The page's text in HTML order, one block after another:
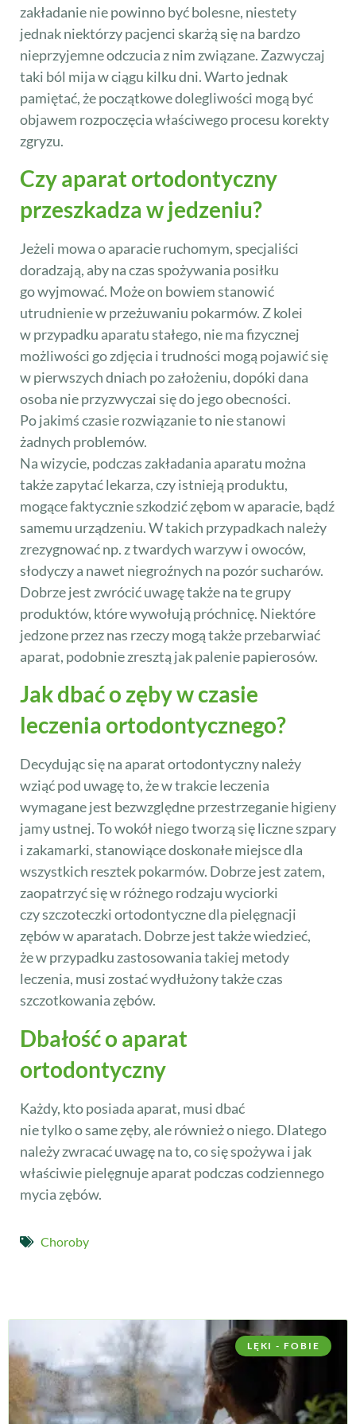
zakładanie nie powinno być bolesne, niestety
jednak niektórzy pacjenci skarżą się na bardzo
nieprzyjemne odczucia z nim związane. Zazwyczaj
taki ból mija w ciągu kilku dni. Warto jednak
pamiętać, że początkowe dolegliwości mogą być
objawem rozpoczęcia właściwego procesu korekty
zgryzu.
Czy aparat ortodontyczny
przeszkadza w jedzeniu?
Jeżeli mowa o aparacie ruchomym, specjaliści
doradzają, aby na czas spożywania posiłku
go wyjmować. Może on bowiem stanowić
utrudnienie w przeżuwaniu pokarmów. Z kolei
w przypadku aparatu stałego, nie ma fizycznej
możliwości go zdjęcia i trudności mogą pojawić się
w pierwszych dniach po założeniu, dopóki dana
osoba nie przyzwyczai się do jego obecności.
Po jakimś czasie rozwiązanie to nie stanowi
żadnych problemów.
Na wizycie, podczas zakładania aparatu można
także zapytać lekarza, czy istnieją produktu,
mogące faktycznie szkodzić zębom w aparacie, bądź
samemu urządzeniu. W takich przypadkach należy
zrezygnować np. z twardych warzyw i owoców,
słodyczy a nawet niegroźnych na pozór sucharów.
Dobrze jest zwrócić uwagę także na te grupy
produktów, które wywołują próchnicę. Niektóre
jedzone przez nas rzeczy mogą także przebarwiać
aparat, podobnie zresztą jak palenie papierosów.
Jak dbać o zęby w czasie
leczenia ortodontycznego?
Decydując się na aparat ortodontyczny należy
wziąć pod uwagę to, że w trakcie leczenia
wymagane jest bezwzględne przestrzeganie higieny
jamy ustnej. To wokół niego tworzą się liczne szpary
i zakamarki, stanowiące doskonałe miejsce dla
wszystkich resztek pokarmów. Dobrze jest zatem,
zaopatrzyć się w różnego rodzaju wyciorki
czy szczoteczki ortodontyczne dla pielęgnacji
zębów w aparatach. Dobrze jest także wiedzieć,
że w przypadku zastosowania takiej metody
leczenia, musi zostać wydłużony także czas
szczotkowania zębów.
Dbałość o aparat
ortodontyczny
Każdy, kto posiada aparat, musi dbać
nie tylko o same zęby, ale również o niego. Dlatego
należy zwracać uwagę na to, co się spożywa i jak
właściwie pielęgnuje aparat podczas codziennego
mycia zębów.
Choroby
LĘKI - FOBIE